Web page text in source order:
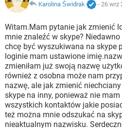
WINDOWS 10
INSTAGRAM
WINDOWS 10
GRY
INSTAGRAM
WINDOWS 10
COVID-19
GRY
SPOTIFY
INSTAGRAM
WINDOWS 10
Karolina Świdrak
- 26 wrz
Witam.Mam pytanie jak zmienić
mnie znaleźć w skype?
chcę być wyszukiwana na skype
loginie mam ustawione
zmieniłam już swoją nazwę
również z osobna może nam
nazwę, ale jak zmienić
skype na inny, ponieważ nie
wszystkich kontaktów jakie
też można mnie odszukać na
nieaktualnym nazwisku.